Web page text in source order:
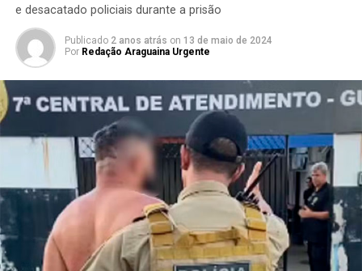
e desacatado policiais durante a prisão
Publicado 2 anos atrás on 13 de maio de 2024
Por Redação Araguaina Urgente